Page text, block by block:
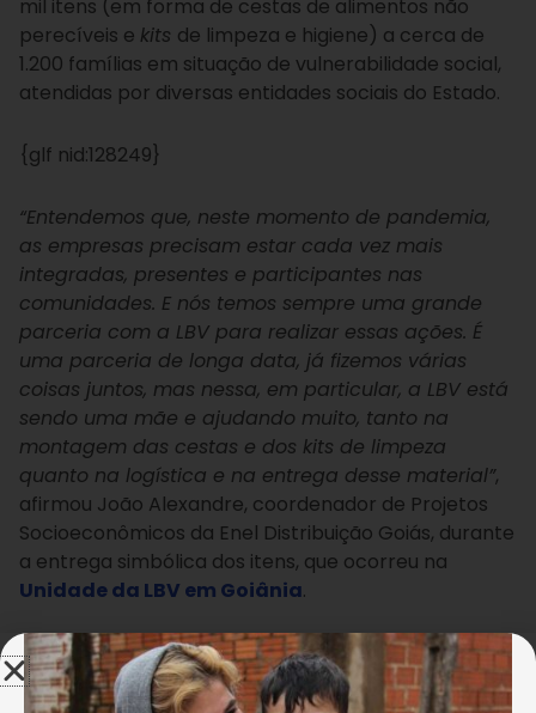
mil itens (em forma de cestas de alimentos não
perecíveis e kits de limpeza e higiene) a cerca de
1.200 famílias em situação de vulnerabilidade social,
atendidas por diversas entidades sociais do Estado.
{glf nid:128249}
“Entendemos que, neste momento de pandemia,
as empresas precisam estar cada vez mais
integradas, presentes e participantes nas
comunidades. E nós temos sempre uma grande
parceria com a LBV para realizar essas ações. É
uma parceria de longa data, já fizemos várias
coisas juntos, mas nessa, em particular, a LBV está
sendo uma mãe e ajudando muito, tanto na
montagem das cestas e dos kits de limpeza
quanto na logística e na entrega desse material”,
afirmou João Alexandre, coordenador de Projetos
Socioeconômicos da Enel Distribuição Goiás, durante
a entrega simbólica dos itens, que ocorreu na
Unidade da LBV em Goiânia.
A ação solidária da LBV e da Enel beneficiou a
Associação Beneficente João Paulo II, localizada em